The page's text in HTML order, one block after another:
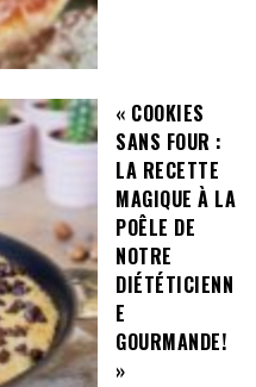
« COOKIES
SANS FOUR :
LA RECETTE
MAGIQUE À LA
POÊLE DE
NOTRE
DIÉTÉTICIENN
E
GOURMANDE!
»